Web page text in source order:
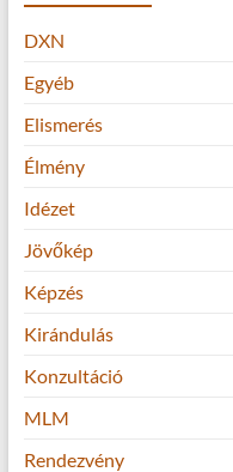
DXN
Egyéb
Elismerés
Élmény
Idézet
Jövőkép
Képzés
Kirándulás
Konzultáció
MLM
Rendezvény